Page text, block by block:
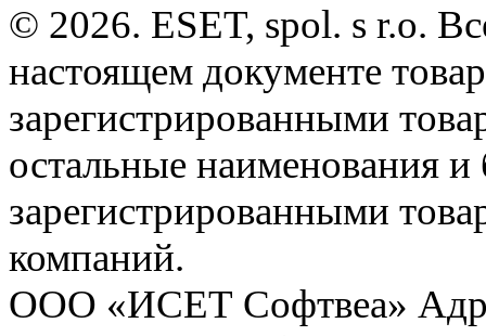
© 2026. ESET, spol. s r.o.
настоящем документе
зарегистрированными
остальные наименования
зарегистрированными
компаний.
ООО «ИСЕТ Софтвеа»